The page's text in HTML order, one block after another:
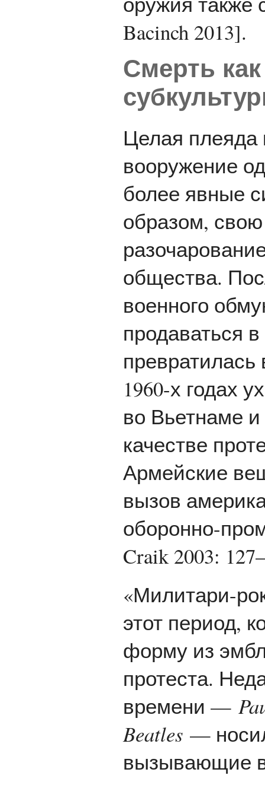
Bacinch 2013].
Смерть
Целая плеяда
вооружение
более явные
образом,
общества.
военного
продаваться
превратилась
1960-х годах
во Вьетнаме
качестве
Армейские
вызов
оборонно-
Craik 2003:
«Милитари-
этот период,
форму из
протеста.
времени —
Beatles —
вызывающие в